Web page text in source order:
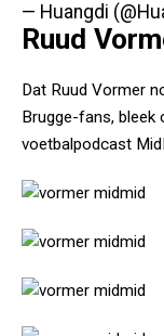
— Huangdi
Ruud
Dat Ruud Vormer
Brugge-fans, bleek
voetbalpodcast